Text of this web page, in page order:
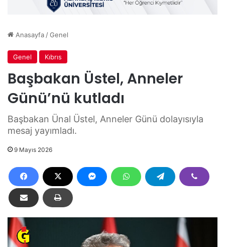
Anasayfa /Genel
Genel Kıbrıs
Başbakan Üstel, Anneler
Günü’nü kutladı
Başbakan Ünal Üstel, Anneler Günü dolayısıyla
mesaj yayımladı.
9 Mayıs 2026